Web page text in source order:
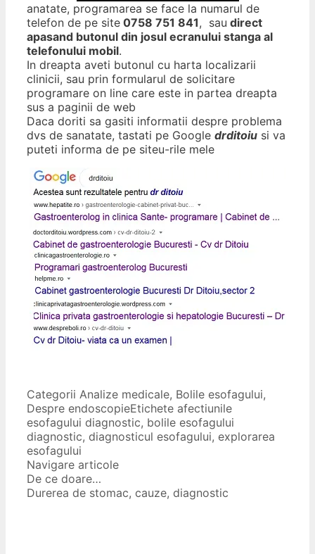
anatate, programarea se face la numarul de
telefon de pe site 0758 751 841, sau direct
apasand butonul din josul ecranului stanga al
telefonului mobil.
In dreapta aveti butonul cu harta localizarii
clinicii, sau prin formularul de solicitare
programare on line care este in partea dreapta
sus a paginii de web
Daca doriti sa gasiti informatii despre problema
dvs de sanatate, tastati pe Google drditoiu si va
puteti informa de pe siteu-rile mele
Categorii Analize medicale, Bolile esofagului,
Despre endoscopieEtichete afectiunile
esofagului diagnostic, bolile esofagului
diagnostic, diagnosticul esofagului, explorarea
esofagului
Navigare articole
De ce doare…
Durerea de stomac, cauze, diagnostic